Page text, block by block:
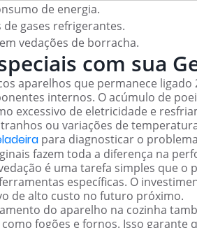
de energia.
gases refrigerantes.
vedações de borracha.
com sua
aparelhos que permanece
internos. O acúmulo de
excessivo de eletricidade e
ou variações de
para diagnosticar o
fazem toda a diferença na
é uma tarefa simples que o
específicas. O
de alto custo no futuro próximo.
do aparelho na cozinha
fogões e fornos. Isso garante